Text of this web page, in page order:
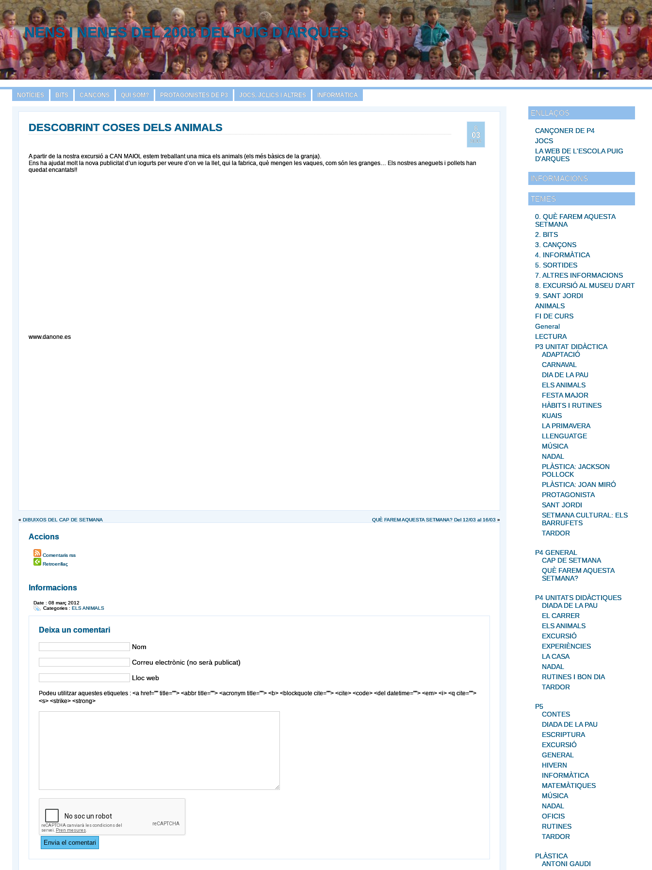
NENS I NENES DEL 2008 DEL PUIG D'ARQUES
NOTÍCIES BITS CANÇONS QUI SOM? PROTAGONISTES DE P3 JOCS, JCLICS I ALTRES INFORMÀTICA
ENLLAÇOS
CANÇONER DE P4
JOCS
LA WEB DE L'ESCOLA PUIG
D'ARQUES
INFORMACIONS
TEMES
0. QUÈ FAREM AQUESTA
SETMANA
2. BITS
3. CANÇONS
4. INFORMÀTICA
5. SORTIDES
7. ALTRES INFORMACIONS
8. EXCURSIÓ AL MUSEU D'ART
9. SANT JORDI
ANIMALS
FI DE CURS
General
LECTURA
P3 UNITAT DIDÀCTICA
ADAPTACIÓ
CARNAVAL
DIA DE LA PAU
ELS ANIMALS
FESTA MAJOR
HÀBITS I RUTINES
KUAIS
LA PRIMAVERA
LLENGUATGE
MÚSICA
NADAL
PLÀSTICA: JACKSON
POLLOCK
PLÀSTICA: JOAN MIRÓ
PROTAGONISTA
SANT JORDI
SETMANA CULTURAL: ELS
BARRUFETS
TARDOR
P4 GENERAL
CAP DE SETMANA
QUÈ FAREM AQUESTA
SETMANA?
P4 UNITATS DIDÀCTIQUES
DIADA DE LA PAU
EL CARRER
ELS ANIMALS
EXCURSIÓ
EXPERIÈNCIES
LA CASA
NADAL
RUTINES I BON DIA
TARDOR
P5
CONTES
DIADA DE LA PAU
ESCRIPTURA
EXCURSIÓ
GENERAL
HIVERN
INFORMÀTICA
MATEMÀTIQUES
MÚSICA
NADAL
OFICIS
RUTINES
TARDOR
PLÀSTICA
ANTONI GAUDI
8
03
2012
DESCOBRINT COSES DELS ANIMALS
A partir de la nostra excursió a CAN MAIOL estem treballant una mica els animals (els més bàsics de la granja).
Ens ha ajudat molt la nova publicitat d’un iogurts per veure d’on ve la llet, qui la fabrica, què mengen les vaques, com són les granges… Els nostres aneguets i pollets han
quedat encantats!!
www.danone.es
« DIBUIXOS DEL CAP DE SETMANA QUÈ FAREM AQUESTA SETMANA? Del 12/03 al 16/03 »
Accions
Comentaris rss
Retroenllaç
Informacions
Date : 08 març 2012
Categories : ELS ANIMALS
Deixa un comentari
Nom
Correu electrònic (no serà publicat)
Lloc web
Podeu utilitzar aquestes etiquetes : <a href="" title=""> <abbr title=""> <acronym title=""> <b> <blockquote cite=""> <cite> <code> <del datetime=""> <em> <i> <q cite="">
<s> <strike> <strong>